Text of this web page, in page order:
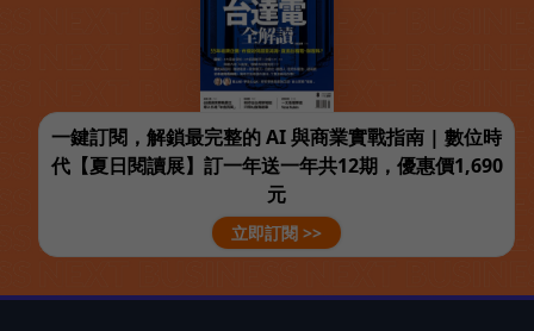
一鍵訂閱，解鎖最完整的 AI 與商業實戰指南 | 數位時
代【夏日閱讀展】訂一年送一年共12期，優惠價1,690
元
立即訂閱 >>